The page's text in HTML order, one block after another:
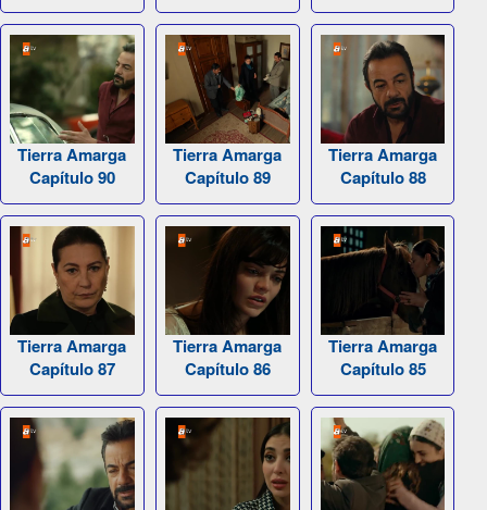
Tierra Amarga
Capítulo 90
Tierra Amarga
Capítulo 89
Tierra Amarga
Capítulo 88
Tierra Amarga
Capítulo 87
Tierra Amarga
Capítulo 86
Tierra Amarga
Capítulo 85